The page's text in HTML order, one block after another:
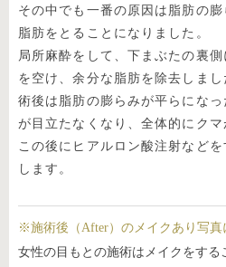
その中でも一番の原因は脂肪の
脂肪をとることになりました。
局所麻酔をして、下まぶたの裏
を空け、余分な脂肪を除去しまし
術後は脂肪の膨らみが平らにな
が目立たなくなり、全体的にクマ
この後にヒアルロン酸注射など
します。
※施術後（After）のメイクあり写真
女性の目もとの施術はメイクをする